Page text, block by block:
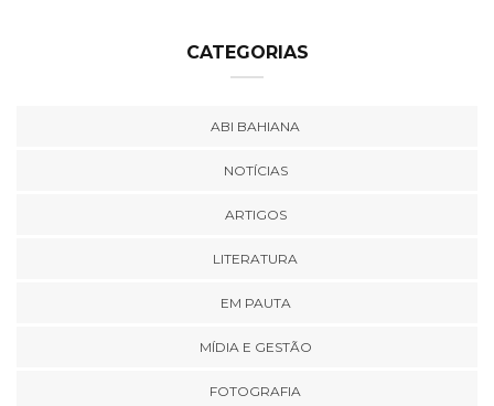
CATEGORIAS
ABI BAHIANA
NOTÍCIAS
ARTIGOS
LITERATURA
EM PAUTA
MÍDIA E GESTÃO
FOTOGRAFIA